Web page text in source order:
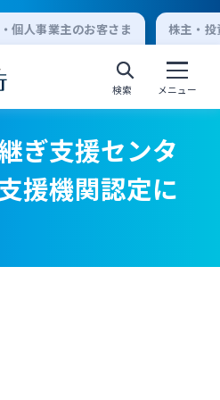
個人事業主のお客さま 株主・
検索 メニュー
ネットバンキング
ぎ支援センタ
援機関認定に